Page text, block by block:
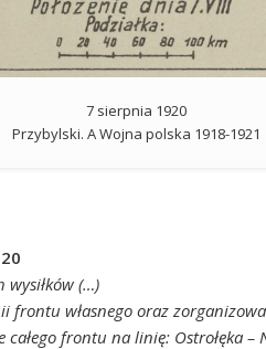
7 sierpnia 1920
Przybylski. A Wojna polska 1918-1921
wysiłków (…)
frontu własnego oraz
całego frontu na linię: Ostrołęka